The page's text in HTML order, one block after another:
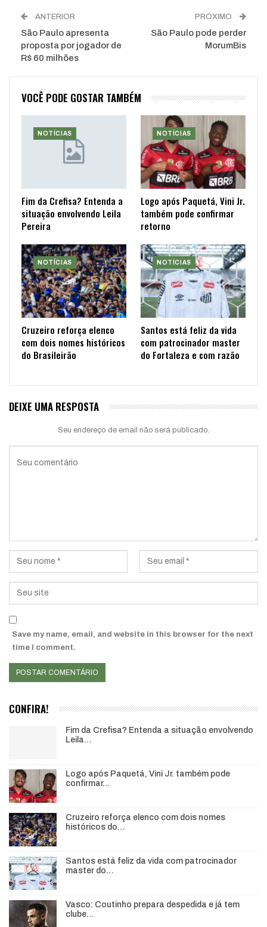
ANTERIOR
São Paulo apresenta
proposta por jogador de
R$ 60 milhões
PRÓXIMO
São Paulo pode perder
MorumBis
VOCÊ PODE GOSTAR TAMBÉM
NOTÍCIAS
Fim da Crefisa? Entenda a
situação envolvendo Leila
Pereira
NOTÍCIAS
Logo após Paquetá, Vini Jr.
também pode confirmar
retorno
NOTÍCIAS
Cruzeiro reforça elenco
com dois nomes históricos
do Brasileirão
NOTÍCIAS
Santos está feliz da vida
com patrocinador master
do Fortaleza e com razão
DEIXE UMA RESPOSTA
Seu endereço de email não será publicado.
Save my name, email, and website in this browser for the next
time I comment.
CONFIRA!
Fim da Crefisa? Entenda a situação envolvendo
Leila…
Logo após Paquetá, Vini Jr. também pode
confirmar…
Cruzeiro reforça elenco com dois nomes
históricos do…
Santos está feliz da vida com patrocinador
master do…
Vasco: Coutinho prepara despedida e já tem
clube…